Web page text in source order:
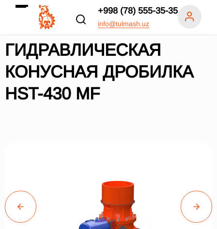
+998 (78) 555-35-35
info@tulmash.uz
ГИДРАВЛИЧЕСКАЯ
КОНУСНАЯ ДРОБИЛКА
HST-430 MF